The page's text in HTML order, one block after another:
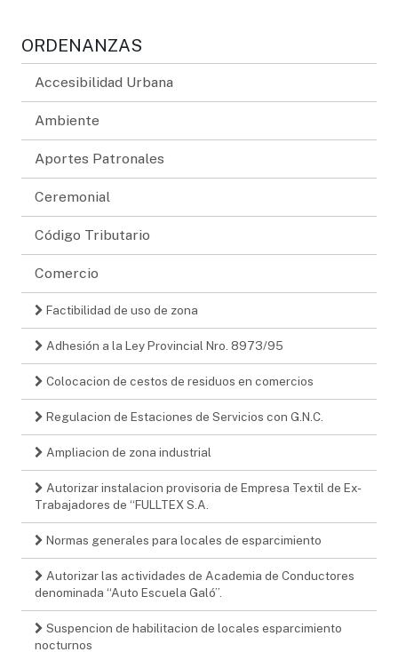
ORDENANZAS
Accesibilidad Urbana
Ambiente
Aportes Patronales
Ceremonial
Código Tributario
Comercio
Factibilidad de uso de zona
Adhesión a la Ley Provincial Nro. 8973/95
Colocacion de cestos de residuos en comercios
Regulacion de Estaciones de Servicios con G.N.C.
Ampliacion de zona industrial
Autorizar instalacion provisoria de Empresa Textil de Ex-
Trabajadores de “FULLTEX S.A.
Normas generales para locales de esparcimiento
Autorizar las actividades de Academia de Conductores
denominada “Auto Escuela Galó”.
Suspencion de habilitacion de locales esparcimiento
nocturnos